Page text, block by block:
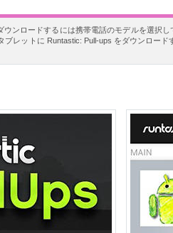
ンロードするには携帯電話のモデルを選択
レットに Runtastic: Pull-ups をダウンロー